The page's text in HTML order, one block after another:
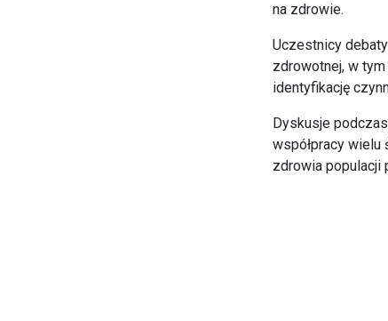
na zdrowie.
Uczestnicy
zdrowotnej, w
identyfikację
Dyskusje
współpracy
zdrowia populacji